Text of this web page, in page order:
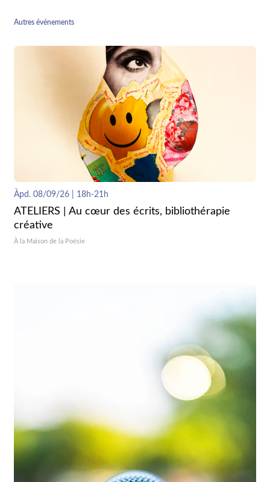
Autres événements
Àpd. 08/09/26 | 18h-21h
ATELIERS | Au cœur des écrits, bibliothérapie
créative
À la Maison de la Poésie